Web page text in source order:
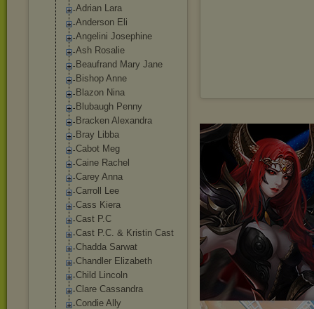
Adrian Lara
Anderson Eli
Angelini Josephine
Ash Rosalie
Beaufrand Mary Jane
Bishop Anne
Blazon Nina
Blubaugh Penny
Bracken Alexandra
Bray Libba
Cabot Meg
Caine Rachel
Carey Anna
Carroll Lee
Cass Kiera
Cast P.C
Cast P.C. & Kristin Cast
Chadda Sarwat
Chandler Elizabeth
Child Lincoln
Clare Cassandra
Condie Ally